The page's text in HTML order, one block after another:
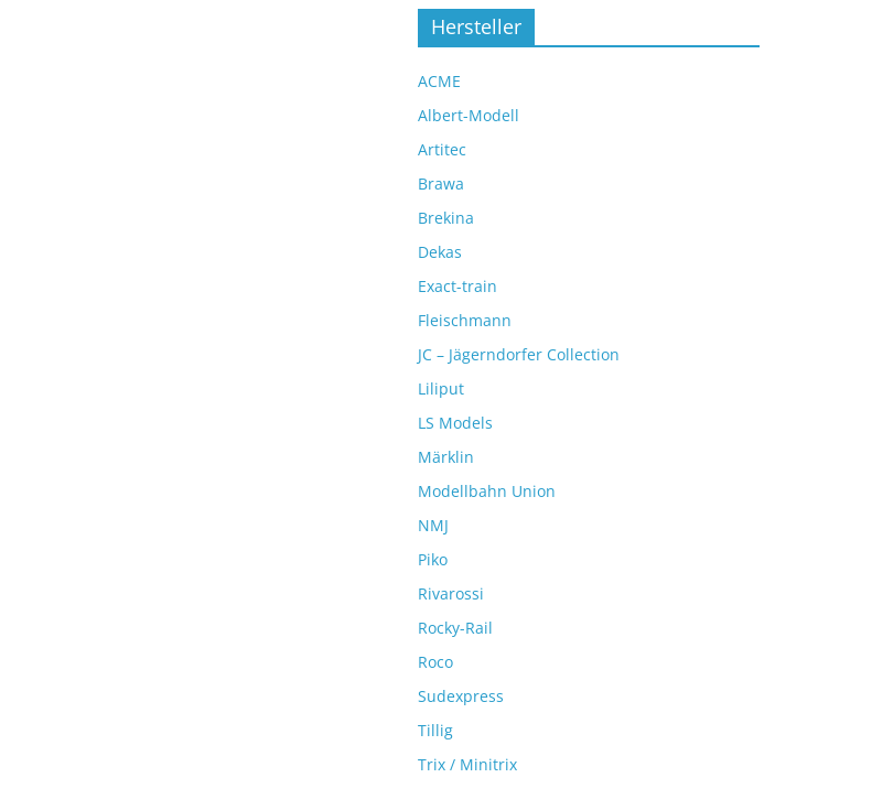
Hersteller
ACME
Albert-Modell
Artitec
Brawa
Brekina
Dekas
Exact-train
Fleischmann
JC – Jägerndorfer Collection
Liliput
LS Models
Märklin
Modellbahn Union
NMJ
Piko
Rivarossi
Rocky-Rail
Roco
Sudexpress
Tillig
Trix / Minitrix